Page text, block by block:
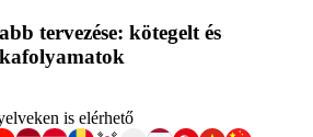
tervezése: kötegelt és
is elérhető